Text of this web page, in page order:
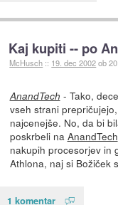
Kaj kupiti -- po
McHusch :: 19. dec 2002ob
AnandTech - Tako,
vseh strani
najcenejše. No, da bi
poskrbeli na AnandTech
nakupih procesorjev in
Athlona, naj si Božiček
1 komentar